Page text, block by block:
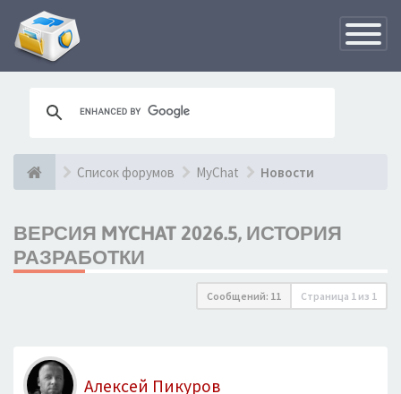
Список форумов MyChat Новости
ВЕРСИЯ MYCHAT 2026.5, ИСТОРИЯ
РАЗРАБОТКИ
Сообщений: 11 Страница 1 из 1
Алексей Пикуров